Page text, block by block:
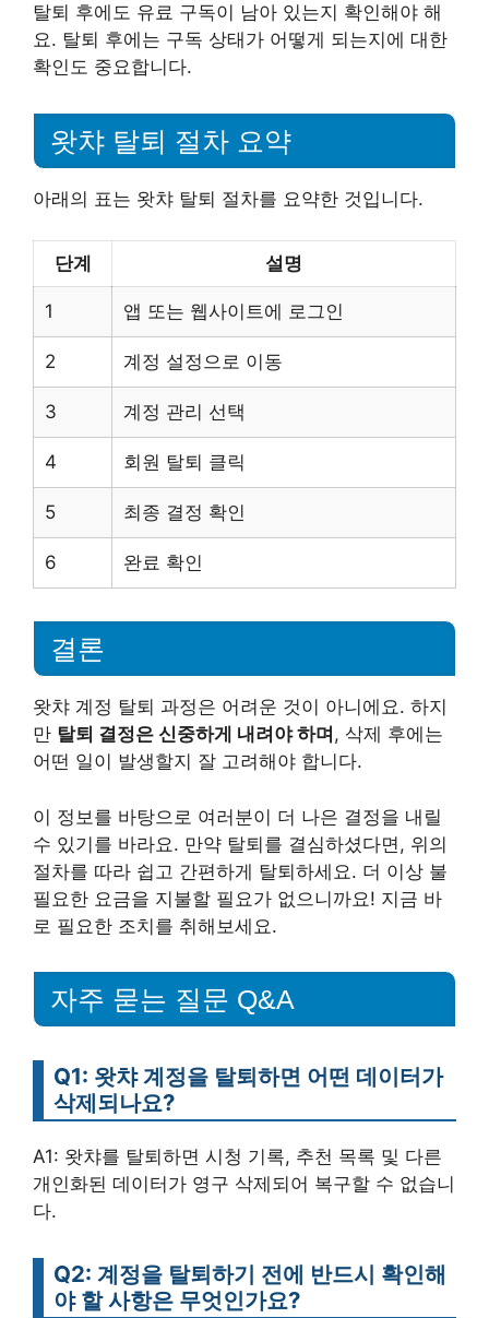
탈퇴 후에도 유료 구독이 남아 있는지 확인해야 해
요. 탈퇴 후에는 구독 상태가 어떻게 되는지에 대한
확인도 중요합니다.
왓챠 탈퇴 절차 요약
아래의 표는 왓챠 탈퇴 절차를 요약한 것입니다.
단계 설명
1 앱 또는 웹사이트에 로그인
2 계정 설정으로 이동
3 계정 관리 선택
4 회원 탈퇴 클릭
5 최종 결정 확인
6 완료 확인
결론
왓챠 계정 탈퇴 과정은 어려운 것이 아니에요. 하지
만 탈퇴 결정은 신중하게 내려야 하며 , 삭제 후에는
어떤 일이 발생할지 잘 고려해야 합니다.
이 정보를 바탕으로 여러분이 더 나은 결정을 내릴
수 있기를 바라요. 만약 탈퇴를 결심하셨다면, 위의
절차를 따라 쉽고 간편하게 탈퇴하세요. 더 이상 불
필요한 요금을 지불할 필요가 없으니까요! 지금 바
로 필요한 조치를 취해보세요.
자주 묻는 질문 Q&A
Q1: 왓챠 계정을 탈퇴하면 어떤 데이터가
삭제되나요?
A1: 왓챠를 탈퇴하면 시청 기록, 추천 목록 및 다른
개인화된 데이터가 영구 삭제되어 복구할 수 없습니
다.
Q2: 계정을 탈퇴하기 전에 반드시 확인해
야 할 사항은 무엇인가요?